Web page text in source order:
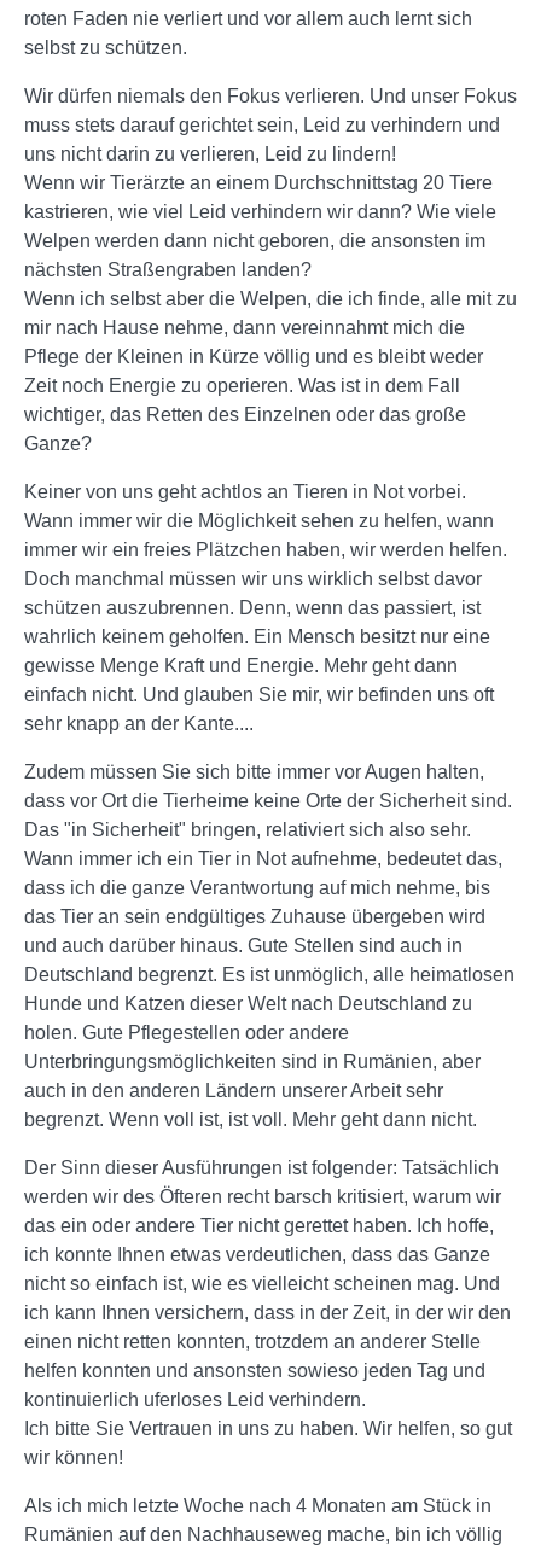
roten Faden nie verliert und vor allem auch lernt sich
selbst zu schützen.
Wir dürfen niemals den Fokus verlieren. Und unser Fokus
muss stets darauf gerichtet sein, Leid zu verhindern und
uns nicht darin zu verlieren, Leid zu lindern!
Wenn wir Tierärzte an einem Durchschnittstag 20 Tiere
kastrieren, wie viel Leid verhindern wir dann? Wie viele
Welpen werden dann nicht geboren, die ansonsten im
nächsten Straßengraben landen?
Wenn ich selbst aber die Welpen, die ich finde, alle mit zu
mir nach Hause nehme, dann vereinnahmt mich die
Pflege der Kleinen in Kürze völlig und es bleibt weder
Zeit noch Energie zu operieren. Was ist in dem Fall
wichtiger, das Retten des Einzelnen oder das große
Ganze?
Keiner von uns geht achtlos an Tieren in Not vorbei.
Wann immer wir die Möglichkeit sehen zu helfen, wann
immer wir ein freies Plätzchen haben, wir werden helfen.
Doch manchmal müssen wir uns wirklich selbst davor
schützen auszubrennen. Denn, wenn das passiert, ist
wahrlich keinem geholfen. Ein Mensch besitzt nur eine
gewisse Menge Kraft und Energie. Mehr geht dann
einfach nicht. Und glauben Sie mir, wir befinden uns oft
sehr knapp an der Kante....
Zudem müssen Sie sich bitte immer vor Augen halten,
dass vor Ort die Tierheime keine Orte der Sicherheit sind.
Das "in Sicherheit" bringen, relativiert sich also sehr.
Wann immer ich ein Tier in Not aufnehme, bedeutet das,
dass ich die ganze Verantwortung auf mich nehme, bis
das Tier an sein endgültiges Zuhause übergeben wird
und auch darüber hinaus. Gute Stellen sind auch in
Deutschland begrenzt. Es ist unmöglich, alle heimatlosen
Hunde und Katzen dieser Welt nach Deutschland zu
holen. Gute Pflegestellen oder andere
Unterbringungsmöglichkeiten sind in Rumänien, aber
auch in den anderen Ländern unserer Arbeit sehr
begrenzt. Wenn voll ist, ist voll. Mehr geht dann nicht.
Der Sinn dieser Ausführungen ist folgender: Tatsächlich
werden wir des Öfteren recht barsch kritisiert, warum wir
das ein oder andere Tier nicht gerettet haben. Ich hoffe,
ich konnte Ihnen etwas verdeutlichen, dass das Ganze
nicht so einfach ist, wie es vielleicht scheinen mag. Und
ich kann Ihnen versichern, dass in der Zeit, in der wir den
einen nicht retten konnten, trotzdem an anderer Stelle
helfen konnten und ansonsten sowieso jeden Tag und
kontinuierlich uferloses Leid verhindern.
Ich bitte Sie Vertrauen in uns zu haben. Wir helfen, so gut
wir können!
Als ich mich letzte Woche nach 4 Monaten am Stück in
Rumänien auf den Nachhauseweg mache, bin ich völlig